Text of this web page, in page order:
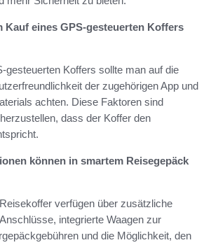
Kauf eines GPS-gesteuerten Koffers
gesteuerten Koffers sollte man auf die
der zugehörigen App und
achten. Diese Faktoren sind
dass der Koffer den
können in smartem Reisegepäck
verfügen über zusätzliche
integrierte Waagen zur
und die Möglichkeit, den